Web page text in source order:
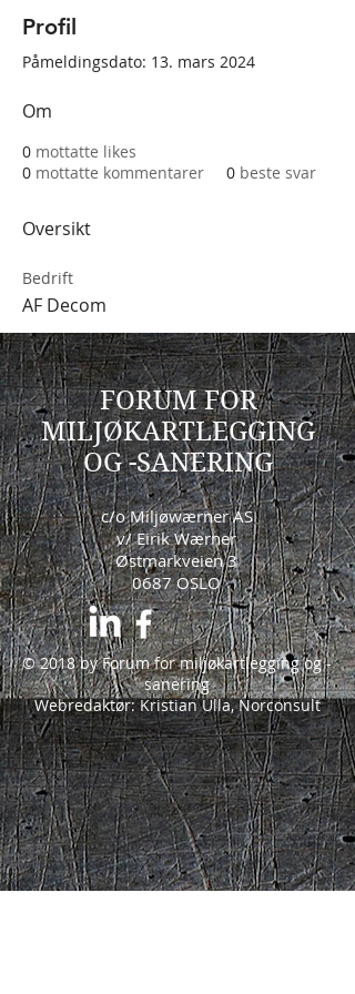
Profil
Påmeldingsdato: 13. mars 2024
Om
0 mottatte likes
0 mottatte kommentarer 0 beste svar
Oversikt
Bedrift
AF Decom
FORUM FOR
MILJØKARTLEGGING
OG -SANERING
c/o Miljøwærner AS
v/ Eirik Wærner
Østmarkveien 3
0687 OSLO
© 2018 by Forum for miljøkartlegging og -
sanering
Webredaktør: Kristian Ulla, Norconsult